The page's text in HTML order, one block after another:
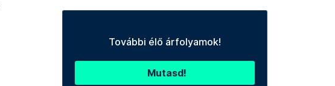
További élő árfolyamok!
Mutasd!